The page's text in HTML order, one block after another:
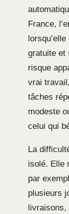
France,
gratuite et
risque
vrai
tâches
modeste
celui qui
La
isolé. Elle
par
plusieurs
livraisons,